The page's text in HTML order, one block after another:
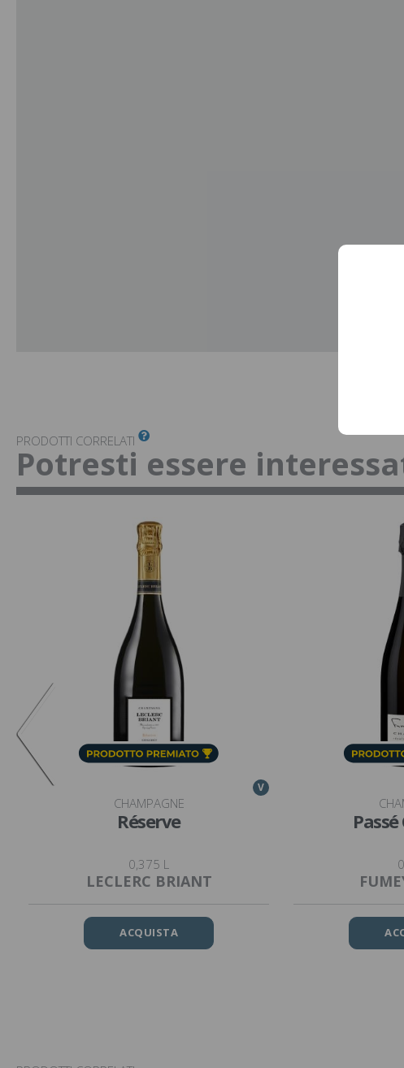
PRODOTTI CORRELATI
Potresti essere
V
CHAMPAGNE
Réserve
0,375 L
LECLERC BRIANT
ACQUISTA